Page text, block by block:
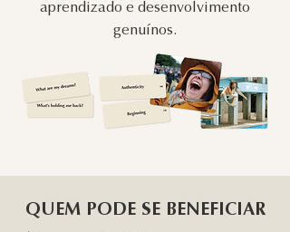
aprendizado e desenvolvimento
genuínos.
QUEM PODE SE BENEFICIAR